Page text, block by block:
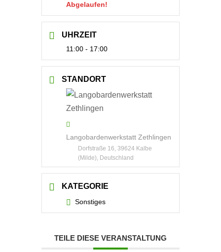
Abgelaufen!
UHRZEIT
11:00 - 17:00
STANDORT
Langobardenwerkstatt Zethlingen
Dorfstraße 16, 39624 Kalbe
(Milde), Deutschland
KATEGORIE
Sonstiges
TEILE DIESE VERANSTALTUNG